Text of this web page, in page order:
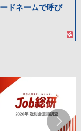
ドネームで呼び